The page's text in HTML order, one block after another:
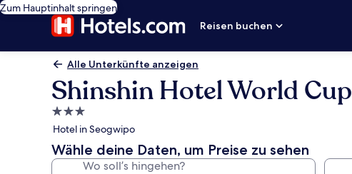
Zum Hauptinhalt springen
Reisen buchen
Alle Unterkünfte anzeigen
Shinshin Hotel World Cup
3.0-
Sterne-
Unterkunft
Hotel in Seogwipo
Wähle deine Daten, um Preise zu sehen
Wo soll’s hingehen?